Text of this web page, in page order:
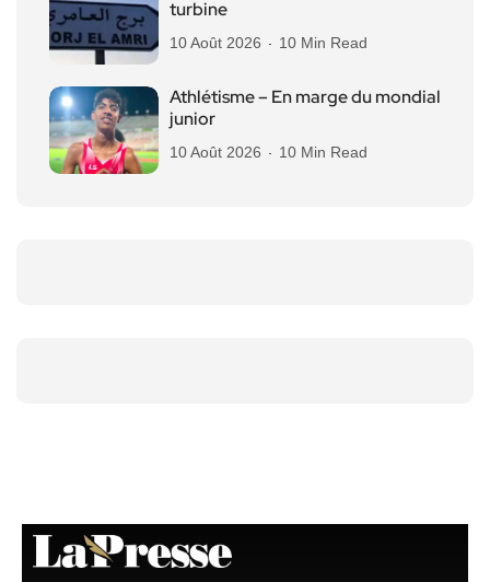
turbine
10 Août 2026 10 Min Read
Athlétisme – En marge du mondial
junior
10 Août 2026 10 Min Read